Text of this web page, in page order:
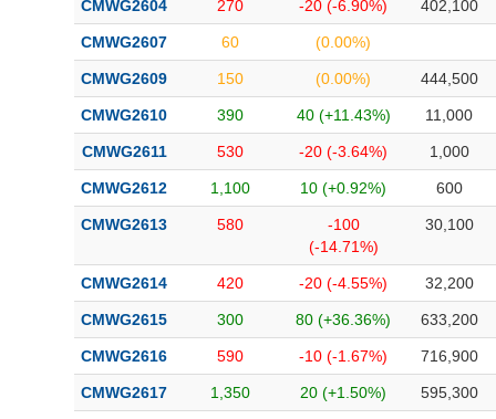
CMWG2604 270 -20 (-6.90%) 402,100
CMWG2607 60 (0.00%)
CMWG2609 150 (0.00%) 444,500
CMWG2610 390 40 (+11.43%) 11,000
CMWG2611 530 -20 (-3.64%) 1,000
CMWG2612 1,100 10 (+0.92%) 600
CMWG2613 580
-100
(-14.71%)
30,100
CMWG2614 420 -20 (-4.55%) 32,200
CMWG2615 300 80 (+36.36%) 633,200
CMWG2616 590 -10 (-1.67%) 716,900
CMWG2617 1,350 20 (+1.50%) 595,300
Bài viết của tác giả(-)
Báo cáo phân tích
Thuật ngữ(-)
Dịch vụ(-)
Đào tạo
Sách tài chính
Công cụ đầu tư
Truyền thông tài chính